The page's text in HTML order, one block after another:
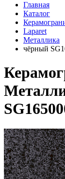
Главная
Каталог
Laparet
Металлика
чёрный